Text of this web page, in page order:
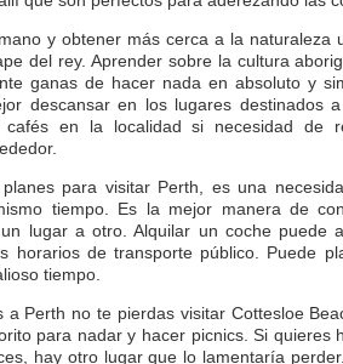
y obtener más cerca a la
del rey. Aprender sobre la cultura
ganas de hacer nada en absoluto y
descansar en los lugares destinados
cafés en la localidad si necesidad de
para visitar Perth, es una
tiempo. Es la mejor manera de
lugar a otro. Alquilar un coche puede
horarios de transporte público. Puede
tiempo.
a Perth no te pierdas visitar Cottesloe
para nadar y hacer picnics. Si
hay otro lugar que lo lamentaría